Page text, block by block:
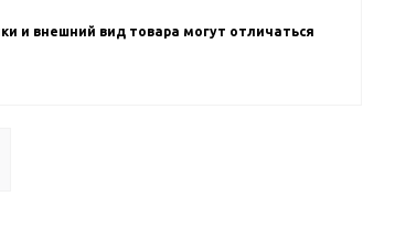
и внешний вид товара могут отличаться